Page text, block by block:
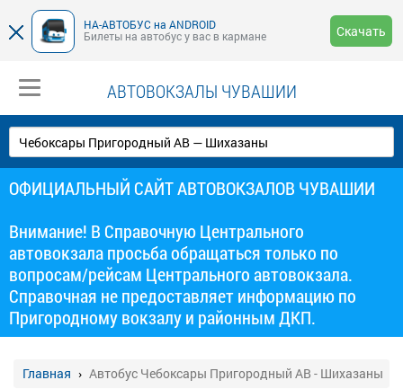
НА-АВТОБУС на ANDROID
Билеты на автобус у вас в кармане
Скачать
АВТОВОКЗАЛЫ ЧУВАШИИ
ОФИЦИАЛЬНЫЙ САЙТ АВТОВОКЗАЛОВ ЧУВАШИИ
Внимание! В Справочную Центрального
автовокзала просьба обращаться только по
вопросам/рейсам Центрального автовокзала.
Справочная не предоставляет информацию по
Пригородному вокзалу и районным ДКП.
Главная Автобус Чебоксары Пригородный АВ - Шихазаны